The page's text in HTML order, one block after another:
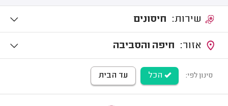
חיסונים
חיפה והסביבה
סינון לפי: הכל עד הבית